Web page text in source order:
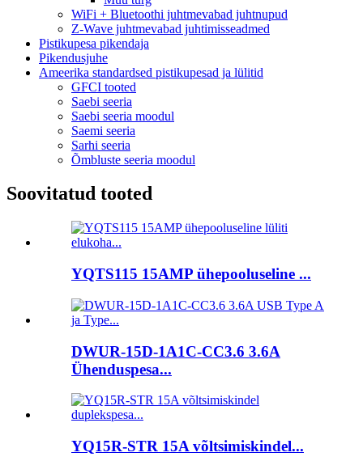
WiFi + Bluetoothi ​​juhtmevabad juhtnupud
Z-Wave juhtmevabad juhtimisseadmed
Pistikupesa pikendaja
Pikendusjuhe
Ameerika standardsed pistikupesad ja lülitid
GFCI tooted
Saebi seeria
Saebi seeria moodul
Saemi seeria
Sarhi seeria
Õmbluste seeria moodul
Soovitatud tooted
YQTS115 15AMP ühepooluseline ...
DWUR-15D-1A1C-CC3.6 3.6A
Ühenduspesa...
YQ15R-STR 15A võltsimiskindel...